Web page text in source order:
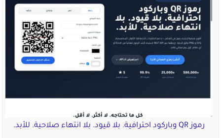
رموز QR وباركود احترافية. بلا قيود. بلا انتهاء صلاحية. للأبد.